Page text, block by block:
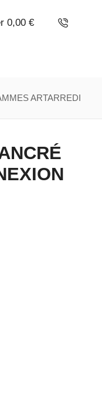
0,00 €
ARTARREDI